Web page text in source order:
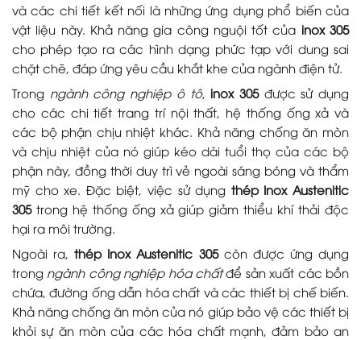
và các chi tiết kết nối là những ứng dụng phổ biến của
vật liệu này. Khả năng gia công nguội tốt của inox 305
cho phép tạo ra các hình dạng phức tạp với dung sai
chặt chẽ, đáp ứng yêu cầu khắt khe của ngành điện tử.
Trong ngành công nghiệp ô tô, inox 305được sử dụng
cho các chi tiết trang trí nội thất, hệ thống ống xả và
các bộ phận chịu nhiệt khác. Khả năng chống ăn mòn
và chịu nhiệt của nó giúp kéo dài tuổi thọ của các bộ
phận này, đồng thời duy trì vẻ ngoài sáng bóng và thẩm
mỹ cho xe. Đặc biệt, việc sử dụng thép Inox Austenitic
305trong hệ thống ống xả giúp giảm thiểu khí thải độc
hại ra môi trường.
Ngoài ra,thép Inox Austenitic 305còn được ứng dụng
trong ngành công nghiệp hóa chấtđể sản xuất các bồn
chứa, đường ống dẫn hóa chất và các thiết bị chế biến.
Khả năng chống ăn mòn của nó giúp bảo vệ các thiết bị
khỏi sự ăn mòn của các hóa chất mạnh, đảm bảo an